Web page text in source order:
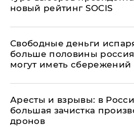
новый рейтинг SOCIS
Свободные деньги
больше половины
могут иметь сбережений
Аресты и взрывы: в
большая зачистка
дронов